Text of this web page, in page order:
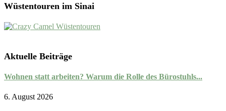
Wüstentouren im Sinai
Aktuelle Beiträge
Wohnen statt arbeiten? Warum die Rolle des Bürostuhls...
6. August 2026